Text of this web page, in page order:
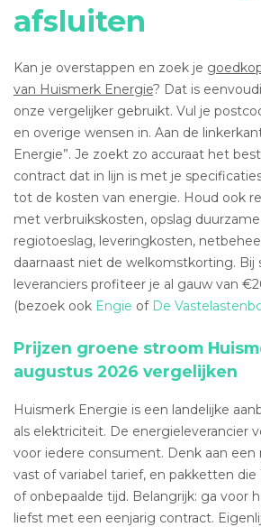
afsluiten
Kan je overstappen en zoek je
van Huismerk Energie? Dat is
onze vergelijker gebruikt. Vul je
en overige wensen in. Aan de
Energie”. Je zoekt zo accuraat het
contract dat in lijn is met je
tot de kosten van energie. Houd ook
met verbruikskosten, opslag
regiotoeslag, leveringkosten,
daarnaast niet de welkomstkorting. Bij
leveranciers profiteer je al gauw van
(bezoek ook Engie of De
Prijzen groene stroom
augustus 2026 vergelijken
Huismerk Energie is een landelijke
als elektriciteit. De energieleverancier
voor iedere consument. Denk aan
vast of variabel tarief, en pakketten die
of onbepaalde tijd. Belangrijk: ga voor
liefst met een eenjarig contract.